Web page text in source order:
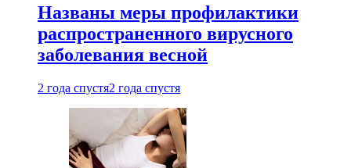
Названы меры профилактики
распространенного вирусного
заболевания весной
2 года спустя2 года спустя